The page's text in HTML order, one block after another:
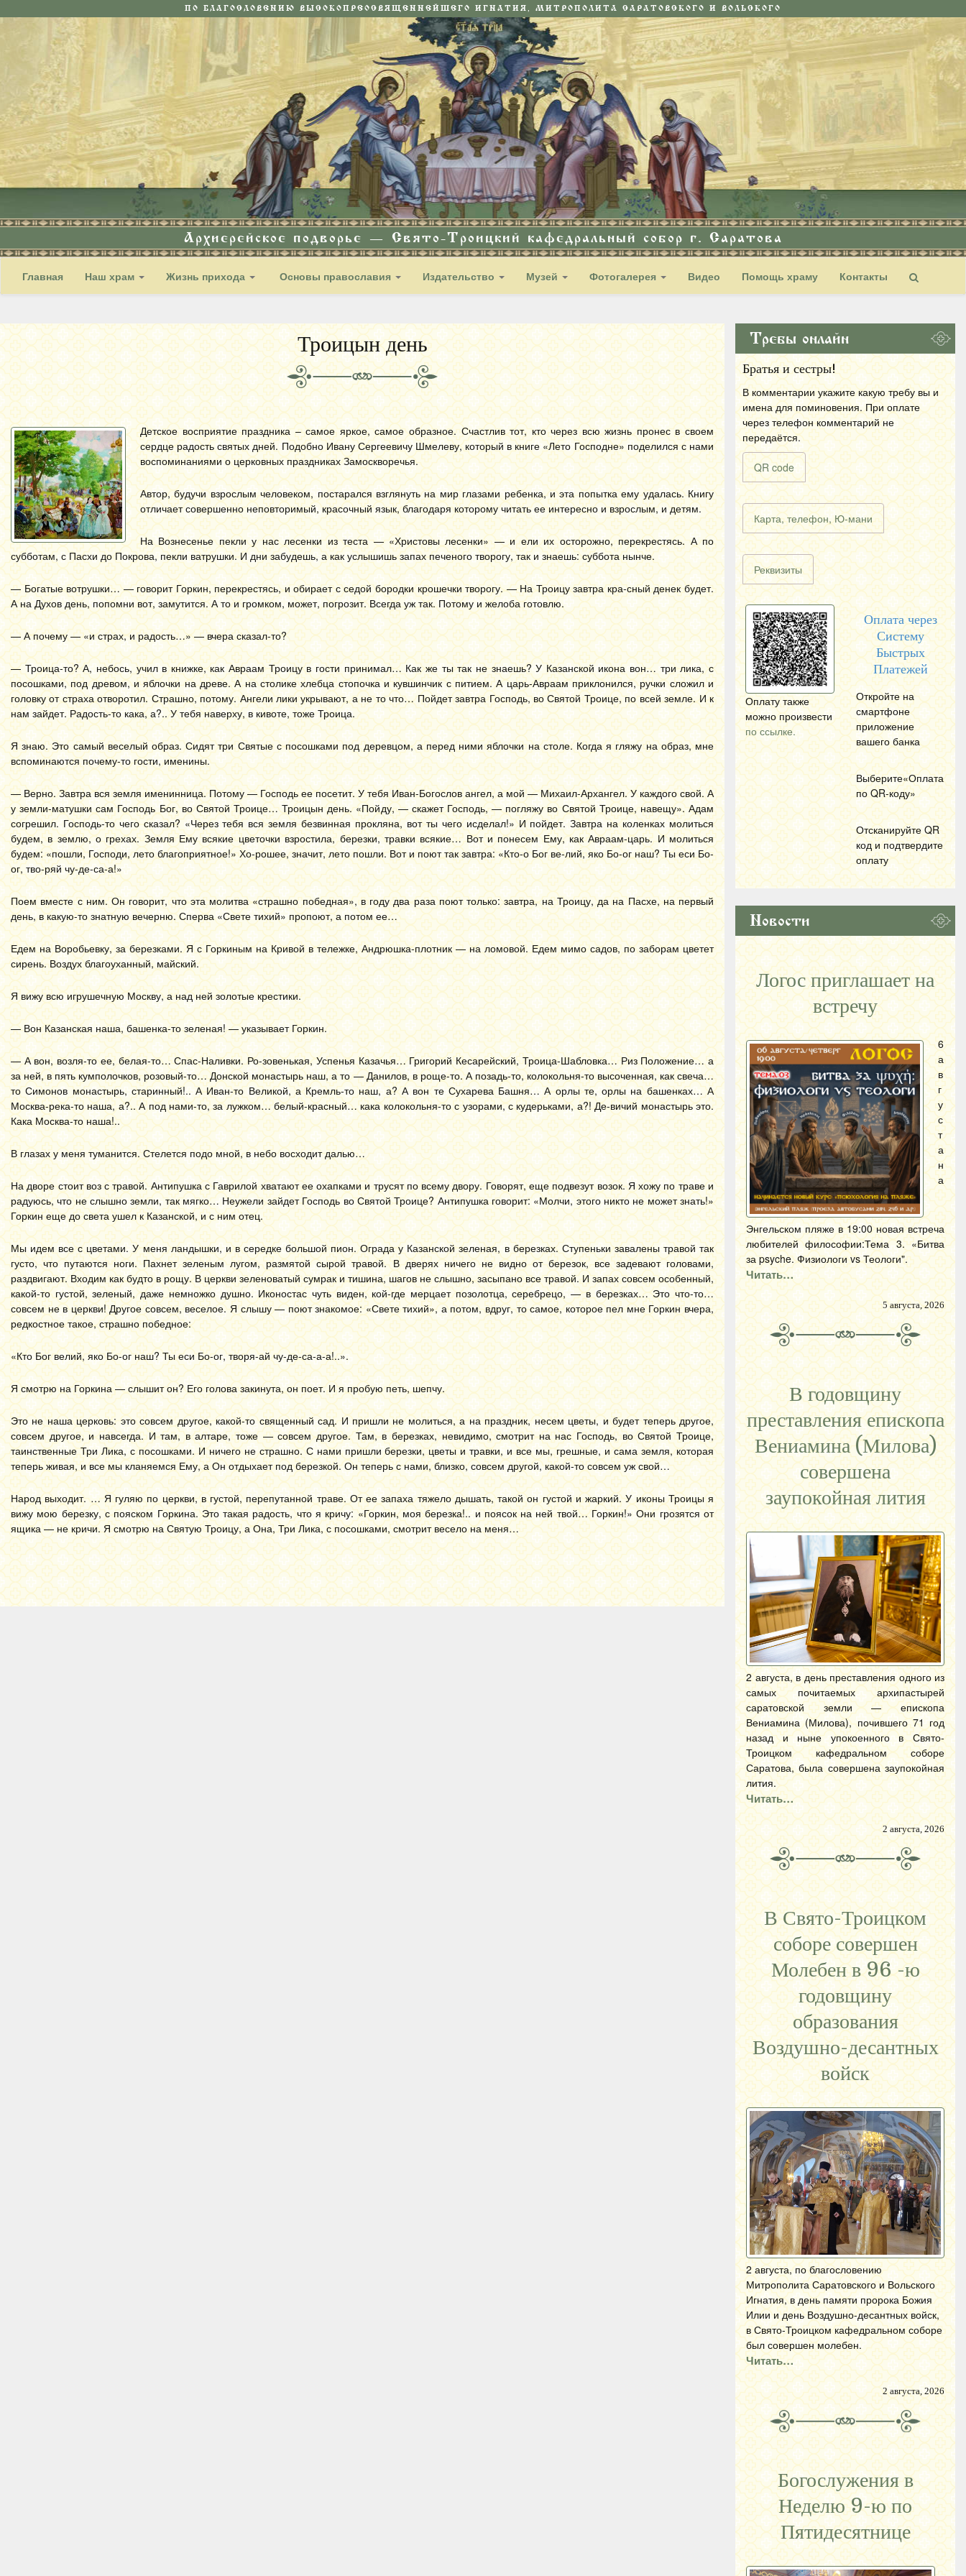
ПО БЛАГОСЛОВЕНИЮ ВЫСОКОПРЕОСВЯЩЕННЕЙШЕГО ИГНАТИЯ, МИТРОПОЛИТА САРАТОВСКОГО И ВОЛЬСКОГО
Архиерейское подворье — Свято-Троицкий кафедральный собор г. Саратова
Главная Наш храм Жизнь прихода Основы православия Издательство Музей Фотогалерея Видео Помощь храму Контакты
Троицын день
Детское восприятие праздника – самое яркое, самое образное. Счастлив тот, кто через всю жизнь пронес в своем
сердце радость святых дней. Подобно Ивану Сергеевичу Шмелеву, который в книге «Лето Господне» поделился с нами
воспоминаниями о церковных праздниках Замоскворечья.
Автор, будучи взрослым человеком, постарался взглянуть на мир глазами ребенка, и эта попытка ему удалась. Книгу
отличает совершенно неповторимый, красочный язык, благодаря которому читать ее интересно и взрослым, и детям.
На Вознесенье пекли у нас лесенки из теста — «Христовы лесенки» — и ели их осторожно, перекрестясь. А по
субботам, с Пасхи до Покрова, пекли ватрушки. И дни забудешь, а как услышишь запах печеного творогу, так и знаешь: суббота нынче.
— Богатые вотрушки… — говорит Горкин, перекрестясь, и обирает с седой бородки крошечки творогу. — На Троицу завтра кра-сный денек будет.
А на Духов день, попомни вот, замутится. А то и громком, может, погрозит. Всегда уж так. Потому и желоба готовлю.
— А почему — «и страх, и радость…» — вчера сказал-то?
— Троица-то? А, небось, учил в книжке, как Авраам Троицу в гости принимал… Как же ты так не знаешь? У Казанской икона вон… три лика, с
посошками, под древом, и яблочки на древе. А на столике хлебца стопочка и кувшинчик с питием. А царь-Авраам приклонился, ручки сложил и
головку от страха отворотил. Страшно, потому. Ангели лики укрывают, а не то что… Пойдет завтра Господь, во Святой Троице, по всей земле. И к
нам зайдет. Радость-то кака, а?.. У тебя наверху, в кивоте, тоже Троица.
Я знаю. Это самый веселый образ. Сидят три Святые с посошками под деревцом, а перед ними яблочки на столе. Когда я гляжу на образ, мне
вспоминаются почему-то гости, именины.
— Верно. Завтра вся земля именинница. Потому — Господь ее посетит. У тебя Иван-Богослов ангел, а мой — Михаил-Архангел. У каждого свой. А
у земли-матушки сам Господь Бог, во Святой Троице… Троицын день. «Пойду, — скажет Господь, — погляжу во Святой Троице, навещу». Адам
согрешил. Господь-то чего сказал? «Через тебя вся земля безвинная прокляна, вот ты чего исделал!» И пойдет. Завтра на коленках молиться
будем, в землю, о грехах. Земля Ему всякие цветочки взростила, березки, травки всякие… Вот и понесем Ему, как Авраам-царь. И молиться
будем: «пошли, Господи, лето благоприятное!» Хо-рошее, значит, лето пошли. Вот и поют так завтра: «Кто-о Бог ве-лий, яко Бо-ог наш? Ты еси Бо-
ог, тво-ряй чу-де-са-а!»
Поем вместе с ним. Он говорит, что эта молитва «страшно победная», в году два раза поют только: завтра, на Троицу, да на Пасхе, на первый
день, в какую-то знатную вечерню. Сперва «Свете тихий» пропоют, а потом ее…
Едем на Воробьевку, за березками. Я с Горкиным на Кривой в тележке, Андрюшка-плотник — на ломовой. Едем мимо садов, по заборам цветет
сирень. Воздух благоуханный, майский.
Я вижу всю игрушечную Москву, а над ней золотые крестики.
— Вон Казанская наша, башенка-то зеленая! — указывает Горкин.
— А вон, возля-то ее, белая-то… Спас-Наливки. Ро-зовенькая, Успенья Казачья… Григорий Кесарейский, Троица-Шабловка… Риз Положение… а
за ней, в пять кумполочков, розовый-то… Донской монастырь наш, а то — Данилов, в роще-то. А позадь-то, колокольня-то высоченная, как свеча…
то Симонов монастырь, старинный!.. А Иван-то Великой, а Кремль-то наш, а? А вон те Сухарева Башня… А орлы те, орлы на башенках… А
Москва-река-то наша, а?.. А под нами-то, за лужком… белый-красный… кака колокольня-то с узорами, с кудерьками, а?! Де-вичий монастырь это.
Кака Москва-то наша!..
В глазах у меня туманится. Стелется подо мной, в небо восходит далью…
На дворе стоит воз с травой. Антипушка с Гаврилой хватают ее охапками и трусят по всему двору. Говорят, еще подвезут возок. Я хожу по траве и
радуюсь, что не слышно земли, так мягко… Неужели зайдет Господь во Святой Троице? Антипушка говорит: «Молчи, этого никто не может знать!»
Горкин еще до света ушел к Казанской, и с ним отец.
Мы идем все с цветами. У меня ландышки, и в середке большой пион. Ограда у Казанской зеленая, в березках. Ступеньки завалены травой так
густо, что путаются ноги. Пахнет зеленым лугом, размятой сырой травой. В дверях ничего не видно от березок, все задевают головами,
раздвигают. Входим как будто в рощу. В церкви зеленоватый сумрак и тишина, шагов не слышно, засыпано все травой. И запах совсем особенный,
какой-то густой, зеленый, даже немножко душно. Иконостас чуть виден, кой-где мерцает позолотца, серебрецо, — в березках… Это что-то…
совсем не в церкви! Другое совсем, веселое. Я слышу — поют знакомое: «Свете тихий», а потом, вдруг, то самое, которое пел мне Горкин вчера,
редкостное такое, страшно победное:
«Кто Бог велий, яко Бо-ог наш? Ты еси Бо-ог, творя-ай чу-де-са-а-а!..».
Я смотрю на Горкина — слышит он? Его голова закинута, он поет. И я пробую петь, шепчу.
Это не наша церковь: это совсем другое, какой-то священный сад. И пришли не молиться, а на праздник, несем цветы, и будет теперь другое,
совсем другое, и навсегда. И там, в алтаре, тоже — совсем другое. Там, в березках, невидимо, смотрит на нас Господь, во Святой Троице,
таинственные Три Лика, с посошками. И ничего не страшно. С нами пришли березки, цветы и травки, и все мы, грешные, и сама земля, которая
теперь живая, и все мы кланяемся Ему, а Он отдыхает под березкой. Он теперь с нами, близко, совсем другой, какой-то совсем уж свой…
Народ выходит. … Я гуляю по церкви, в густой, перепутанной траве. От ее запаха тяжело дышать, такой он густой и жаркий. У иконы Троицы я
вижу мою березку, с пояском Горкина. Это такая радость, что я кричу: «Горкин, моя березка!.. и поясок на ней твой… Горкин!» Они грозятся от
ящика — не кричи. Я смотрю на Святую Троицу, а Она, Три Лика, с посошками, смотрит весело на меня…
Требы онлайн
Братья и сестры!
В комментарии укажите какую требу вы и
имена для поминовения. При оплате
через телефон комментарий не
передаётся.
QR code
Карта, телефон, Ю-мани
Реквизиты
Оплату также
можно произвести
по ссылке.
Оплата через
Систему
Быстрых
Платежей
Откройте на
смартфоне
приложение
вашего банка
Выберите«Оплата
по QR-коду»
Отсканируйте QR
код и подтвердите
оплату
Новости
Логос приглашает на
встречу
6
а
в
г
у
с
т
а
н
а
Энгельском пляже в 19:00 новая встреча
любителей философии:Тема 3. «Битва
за psyche. Физиологи vs Теологи".
Читать…
5 августа, 2026
В годовщину
преставления епископа
Вениамина (Милова)
совершена
заупокойная лития
2 августа, в день преставления одного из
самых почитаемых архипастырей
саратовской земли — епископа
Вениамина (Милова), почившего 71 год
назад и ныне упокоенного в Свято-
Троицком кафедральном соборе
Саратова, была совершена заупокойная
лития.
Читать…
2 августа, 2026
В Свято-Троицком
соборе совершен
Молебен в 96 -ю
годовщину
образования
Воздушно-десантных
войск
2 августа, по благословению
Митрополита Саратовского и Вольского
Игнатия, в день памяти пророка Божия
Илии и день Воздушно-десантных войск,
в Свято-Троицком кафедральном соборе
был совершен молебен.
Читать…
2 августа, 2026
Богослужения в
Неделю 9-ю по
Пятидесятнице